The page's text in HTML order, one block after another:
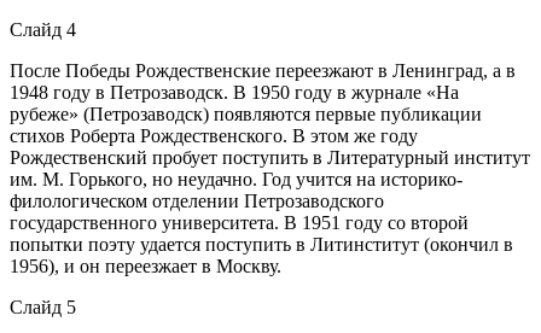
Слайд 4
После Победы Рождественские переезжают в Ленинград, а в
1948 году в Петрозаводск. В 1950 году в журнале «На
рубеже» (Петрозаводск) появляются первые публикации
стихов Роберта Рождественского. В этом же году
Рождественский пробует поступить в Литературный институт
им. М. Горького, но неудачно. Год учится на историко-
филологическом отделении Петрозаводского
государственного университета. В 1951 году со второй
попытки поэту удается поступить в Литинститут (окончил в
1956), и он переезжает в Москву.
Слайд 5